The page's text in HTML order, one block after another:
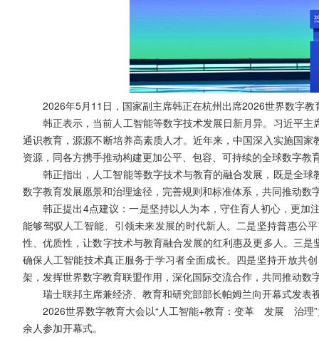
2026年5月11日，国家副主席韩正在杭州出席2026世界数字教
韩正表示，当前人工智能等数字技术发展日新月异。习近平
通识教育，源源不断培养高素质人才。近年来，中国深入实施国
资源，同各方携手推动构建更加公平、包容、可持续的全球数字教
韩正指出，人工智能等数字技术与教育的融合发展，既是全
数字教育发展愿景和治理途径，完善规则和标准体系，共同推动数
韩正提出4点建议：一是坚持以人为本，守住育人初心，更
能够驾驭人工智能、引领未来发展的时代新人。二是坚持普惠公
性、优质性，让数字技术与教育融合发展的红利惠及更多人。三
确保人工智能技术真正服务于学习者全面成长。四是坚持开放共
架，发挥世界数字教育联盟作用，深化国际交流合作，共同推动数
瑞士联邦主席兼经济、教育和研究部部长帕姆兰向开幕式发
2026世界数字教育大会以“人工智能+教育：变革 发展 治理
余人参加开幕式。